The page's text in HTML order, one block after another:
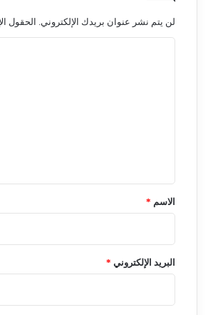
لن يتم نشر عنوان بريدك الإلكتروني. الحقول
*
الاسم *
البريد الإلكتروني *